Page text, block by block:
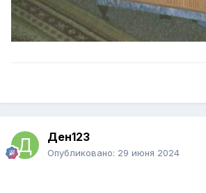
Ден123
Опубликовано: 29 июня 2024